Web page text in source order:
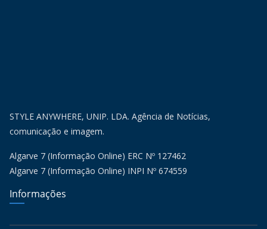
STYLE ANYWHERE, UNIP. LDA. Agência de Notícias,
comunicação e imagem.
Algarve 7 (Informação Online) ERC Nº 127462
Algarve 7 (Informação Online) INPI Nº 674559
Informações